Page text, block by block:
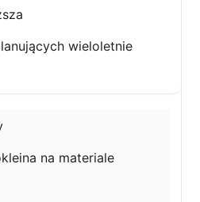
wieloletnie
na materiale